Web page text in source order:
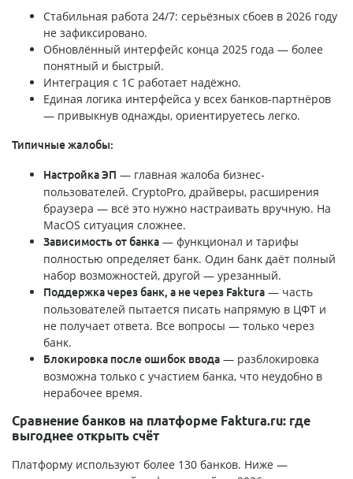
Стабильная работа 24/7: серьёзных сбоев в 2026 году
не зафиксировано.
Обновлённый интерфейс конца 2025 года — более
понятный и быстрый.
Интеграция с 1С работает надёжно.
Единая логика интерфейса у всех банков-партнёров
— привыкнув однажды, ориентируетесь легко.
Типичные жалобы:
Настройка ЭП — главная жалоба бизнес-
пользователей. CryptoPro, драйверы, расширения
браузера — всё это нужно настраивать вручную. На
MacOS ситуация сложнее.
Зависимость от банка — функционал и тарифы
полностью определяет банк. Один банк даёт полный
набор возможностей, другой — урезанный.
Поддержка через банк, а не через Faktura — часть
пользователей пытается писать напрямую в ЦФТ и
не получает ответа. Все вопросы — только через
банк.
Блокировка после ошибок ввода — разблокировка
возможна только с участием банка, что неудобно в
нерабочее время.
Сравнение банков на платформе Faktura.ru: где
выгоднее открыть счёт
Платформу используют более 130 банков. Ниже —